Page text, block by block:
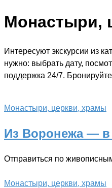
Монастыри,
Интересуют экскурсии из
нужно: выбрать дату,
поддержка 24/7.
Монастыри, церкви, храмы
Из Воронежа — в
Отправиться по
Монастыри, церкви, храмы